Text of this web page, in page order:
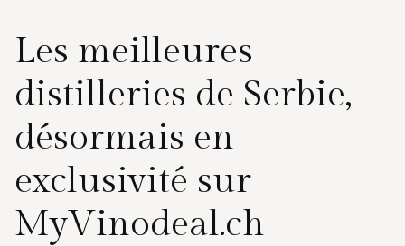
Les meilleures
distilleries de Serbie,
désormais en
exclusivité sur
MyVinodeal.ch